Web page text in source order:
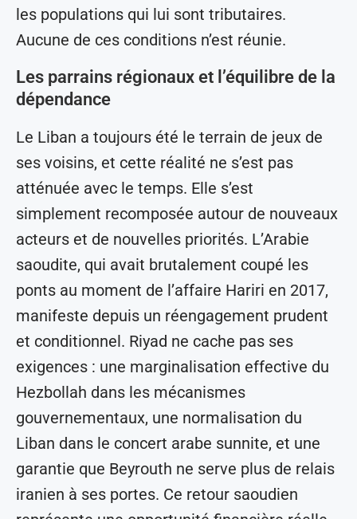
les populations qui lui sont tributaires.
Aucune de ces conditions n’est réunie.
Les parrains régionaux et l’équilibre de la
dépendance
Le Liban a toujours été le terrain de jeux de
ses voisins, et cette réalité ne s’est pas
atténuée avec le temps. Elle s’est
simplement recomposée autour de nouveaux
acteurs et de nouvelles priorités. L’Arabie
saoudite, qui avait brutalement coupé les
ponts au moment de l’affaire Hariri en 2017,
manifeste depuis un réengagement prudent
et conditionnel. Riyad ne cache pas ses
exigences : une marginalisation effective du
Hezbollah dans les mécanismes
gouvernementaux, une normalisation du
Liban dans le concert arabe sunnite, et une
garantie que Beyrouth ne serve plus de relais
iranien à ses portes. Ce retour saoudien